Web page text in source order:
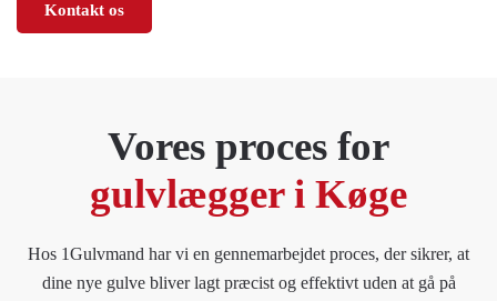
Kontakt os
Vores proces for
gulvlægger i Køge
Hos 1Gulvmand har vi en gennemarbejdet proces, der sikrer, at
dine nye gulve bliver lagt præcist og effektivt uden at gå på